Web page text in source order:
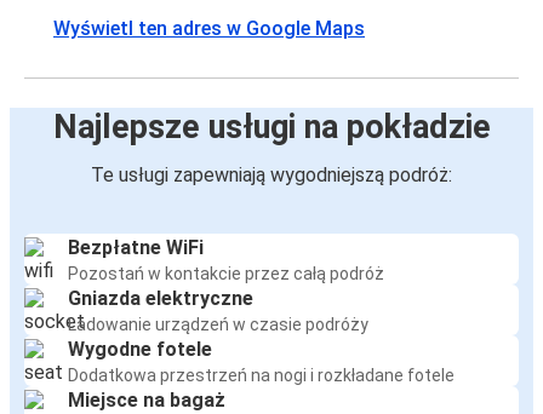
Wyświetl ten adres w Google Maps
Najlepsze usługi na pokładzie
Te usługi zapewniają wygodniejszą podróż:
Bezpłatne WiFi
Pozostań w kontakcie przez całą podróż
Gniazda elektryczne
Ładowanie urządzeń w czasie podróży
Wygodne fotele
Dodatkowa przestrzeń na nogi i rozkładane fotele
Miejsce na bagaż